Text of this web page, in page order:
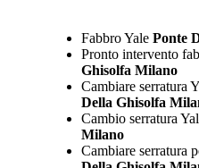
Fabbro Yale Ponte
Pronto intervento
Ghisolfa Milano
Cambiare serratura
Della Ghisolfa
Cambio serratura
Milano
Cambiare serratura